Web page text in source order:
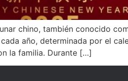
chino, también conocido
año, determinada por el
la familia. Durante […]